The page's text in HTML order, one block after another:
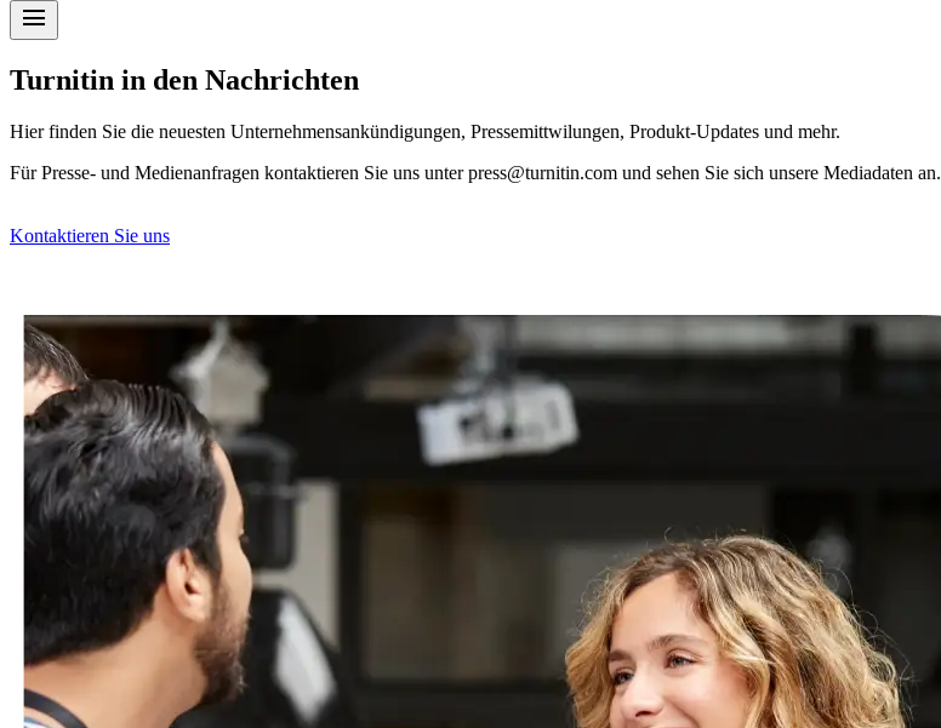
menu
Turnitin in den Nachrichten
Hier finden Sie die neuesten Unternehmensankündigungen, Pressemittwilungen, Produkt-Updates und mehr.
Für Presse- und Medienanfragen kontaktieren Sie uns unter press@turnitin.com und sehen Sie sich unsere Mediadaten an.
Kontaktieren Sie uns